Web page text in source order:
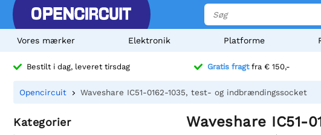
Vores mærker Elektronik Platforme
Bestilt i dag, leveret tirsdag Gratis fragtfra € 150,-
Opencircuit Waveshare IC51-0162-1035, test- og indbrændingssocket
Kategorier Waveshare IC51-